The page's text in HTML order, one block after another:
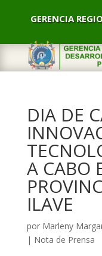
GERENCIA
DIA DE
A CABO
ILAVE
por Marleny
| Nota de Prensa